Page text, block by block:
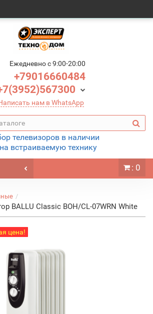
Ежедневно c 9:00-20:00
+79016660484
нам в WhatsApp
телевизоров в наличии
встраиваемую технику
: 0
BALLU Classic BOH/CL-07WRN White
цена!